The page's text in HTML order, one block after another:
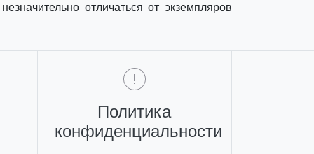
отличаться от экземпляров
Политика
конфиденциальности